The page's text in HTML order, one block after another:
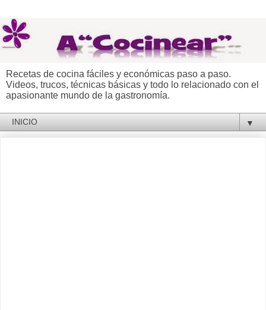
Recetas de cocina fáciles y económicas paso a paso.
Videos, trucos, técnicas básicas y todo lo relacionado con el
apasionante mundo de la gastronomía.
▼